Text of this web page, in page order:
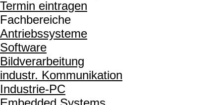
Termin eintragen
Fachbereiche
Antriebssysteme
Software
Bildverarbeitung
industr. Kommunikation
Industrie-PC